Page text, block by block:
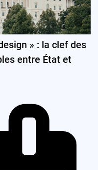
» : la clef des
entre État et